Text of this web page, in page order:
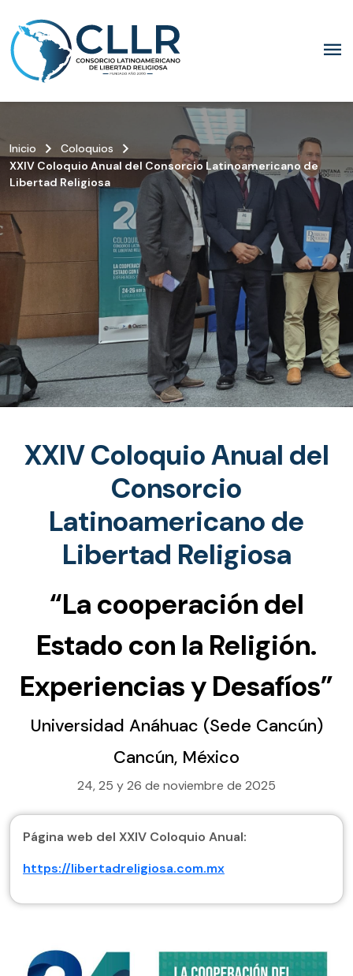
menu
Inicio keyboard_arrow_right Coloquios keyboard_arrow_right
XXIV Coloquio Anual del Consorcio Latinoamericano de
Libertad Religiosa
XXIV Coloquio Anual del
Consorcio
Latinoamericano de
Libertad Religiosa
“La cooperación del
Estado con la Religión.
Experiencias y Desafíos”
Universidad Anáhuac (Sede Cancún)
Cancún, México
24, 25 y 26 de noviembre de 2025
Página web del XXIV Coloquio Anual:
https://libertadreligiosa.com.mx